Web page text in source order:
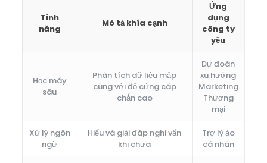
Tính
năng
Mô tả khía cạnh
Ứng
dụng
công ty
yếu
Học máy
sâu
Phân tích dữ liệu mập
cùng với độ cứng cáp
chắn cao
Dự đoán
xu hướng
Marketing
Thương
mại
Xử lý ngôn
ngữ
Hiểu và giải đáp nghi vấn
khi chưa
Trợ lý ảo
cá nhân